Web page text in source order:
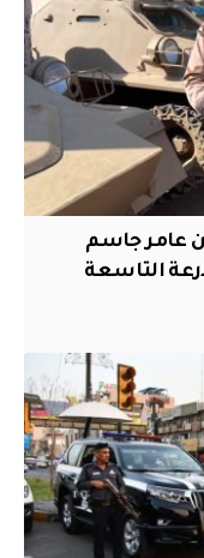
عامر جاسم
التاسعة